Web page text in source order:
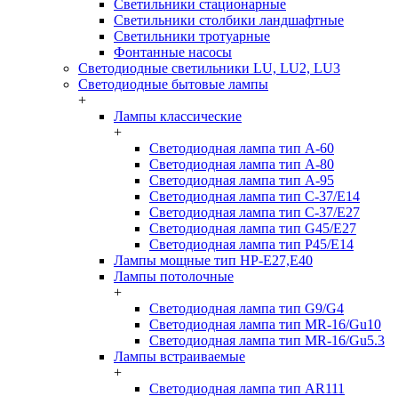
Светильники стационарные
Светильники столбики ландшафтные
Светильники тротуарные
Фонтанные насосы
Светодиодные светильники LU, LU2, LU3
Светодиодные бытовые лампы
+
Лампы классические
+
Светодиодная лампа тип A-60
Светодиодная лампа тип A-80
Светодиодная лампа тип A-95
Светодиодная лампа тип C-37/Е14
Светодиодная лампа тип C-37/Е27
Светодиодная лампа тип G45/E27
Светодиодная лампа тип P45/E14
Лампы мощные тип HP-E27,E40
Лампы потолочные
+
Светодиодная лампа тип G9/G4
Светодиодная лампа тип MR-16/Gu10
Светодиодная лампа тип MR-16/Gu5.3
Лампы встраиваемые
+
Светодиодная лампа тип AR111